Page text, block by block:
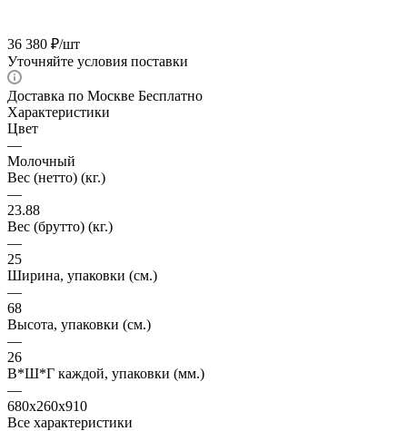
36 380 ₽/шт
Уточняйте условия поставки
Доставка по Москве Бесплатно
Характеристики
Цвет
—
Молочный
Вес (нетто) (кг.)
—
23.88
Вес (брутто) (кг.)
—
25
Ширина, упаковки (cм.)
—
68
Высота, упаковки (cм.)
—
26
В*Ш*Г каждой, упаковки (мм.)
—
680x260x910
Все характеристики